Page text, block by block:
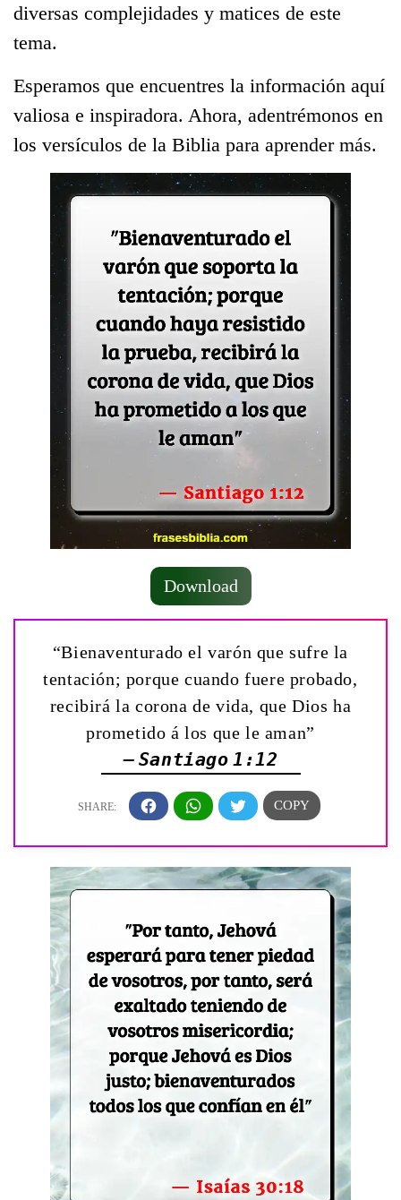
diversas complejidades y matices de este
tema.
Esperamos que encuentres la información aquí
valiosa e inspiradora. Ahora, adentrémonos en
los versículos de la Biblia para aprender más.
Download
“Bienaventurado el varón que sufre la
tentación; porque cuando fuere probado,
recibirá la corona de vida, que Dios ha
prometido á los que le aman”
— Santiago 1:12